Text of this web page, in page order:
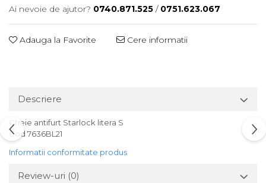
Ai nevoie de ajutor? 0740.871.525 / 0751.623.067
Adauga la Favorite Cere informatii
Descriere
Cheie antifurt Starlock litera S
Cod 7636BL21
Informatii conformitate produs
Review-uri (0)